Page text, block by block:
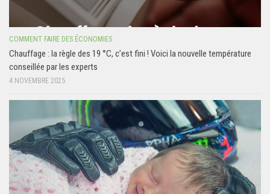
COMMENT FAIRE DES ÉCONOMIES
Chauffage : la règle des 19 °C, c’est fini ! Voici la nouvelle température
conseillée par les experts
4 NOVEMBRE 2025